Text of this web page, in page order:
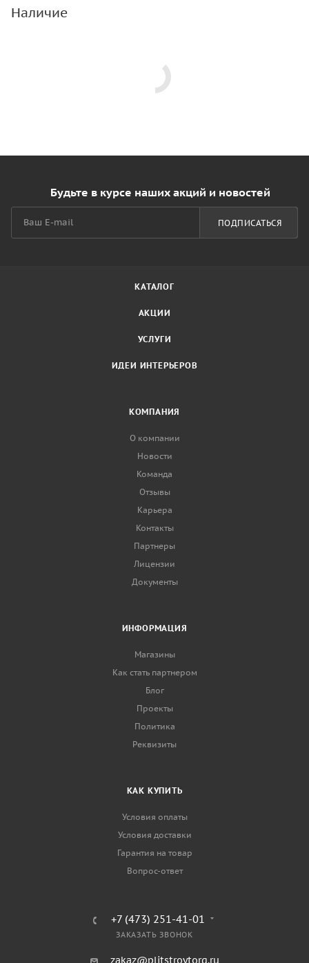
Наличие
Будьте в курсе наших акций и новостей
ПОДПИСАТЬСЯ
КАТАЛОГ
АКЦИИ
УСЛУГИ
ИДЕИ ИНТЕРЬЕРОВ
КОМПАНИЯ
О компании
Новости
Команда
Отзывы
Карьера
Контакты
Партнеры
Лицензии
Документы
ИНФОРМАЦИЯ
Магазины
Как стать партнером
Блог
Проекты
Политика
Реквизиты
КАК КУПИТЬ
Условия оплаты
Условия доставки
Гарантия на товар
Вопрос-ответ
+7 (473) 251-41-01
ЗАКАЗАТЬ ЗВОНОК
zakaz@plitstroytorg.ru